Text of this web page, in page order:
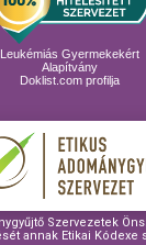
Leukémiás Gyermekekért
Alapítvány
Doklist.com profilja
Szervezetek
annak Etikai Kódexe